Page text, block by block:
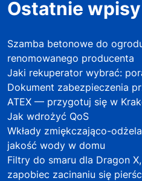
Ostatnie wpisy
Szamba betonowe do
renomowanego producenta
Jaki rekuperator wybrać:
Dokument zabezpieczenia
ATEX — przygotuj się w
Jak wdrożyć QoS
Wkłady zmiękczająco-
jakość wody w domu
Filtry do smaru dla Dragon
zapobiec zacinaniu się